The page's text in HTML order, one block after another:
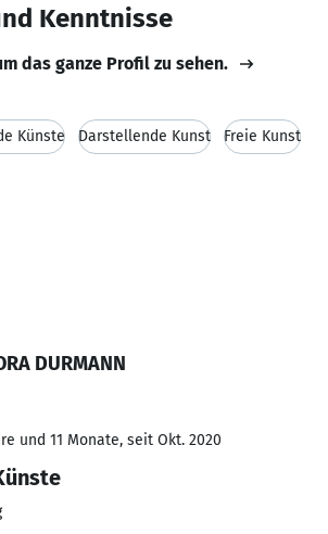
Kenntnisse
das ganze Profil zu sehen.
Künste Darstellende Kunst Freie Kunst
DURMANN
und 11 Monate, seit Okt. 2020